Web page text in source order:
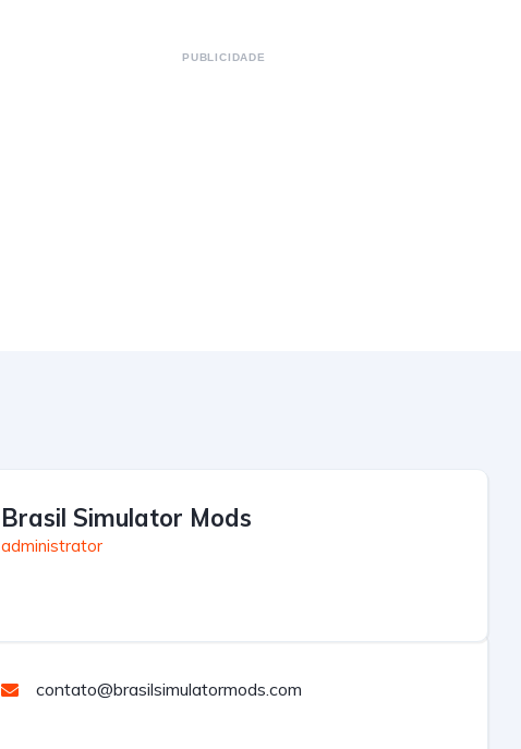
PUBLICIDADE
Brasil Simulator Mods
administrator
contato@brasilsimulatormods.com